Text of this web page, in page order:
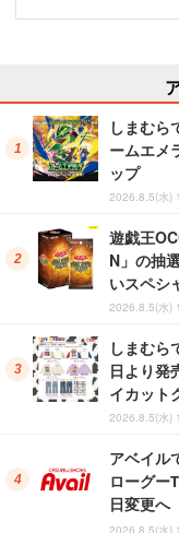
しまむら
ームエメ
ップ
2026.8.5(水)
遊戯王
N」の抽
いスペシ
2026.8.5(水)
しまむら
日より発
イカット
2026.8.5(水)
アベイル
ローグー
日変更へ
2026.8.5(水)